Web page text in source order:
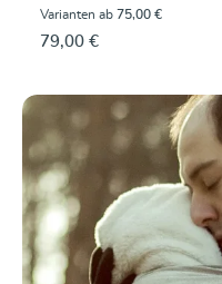
Varianten ab 75,00 €
79,00 €